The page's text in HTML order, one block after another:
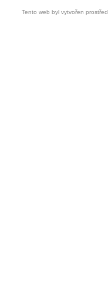
Tento web byl vytvořen